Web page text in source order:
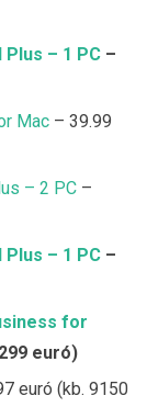
– 1 PC –
Mac – 39.99
– 2 PC –
– 1 PC –
for
euró)
euró (kb. 9150